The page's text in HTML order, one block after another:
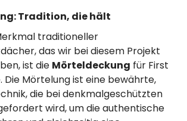
Tradition, die hält
traditioneller
das wir bei diesem Projekt
ist die Mörteldeckung für First
Die Mörtelung ist eine bewährte,
die bei denkmalgeschützten
wird, um die authentische